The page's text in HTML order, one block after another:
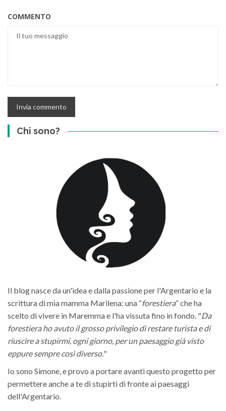
COMMENTO
Chi sono?
Il blog nasce da un'idea e dalla passione per l'Argentario e la
scrittura di mia mamma Marilena: una “forestiera” che ha
scelto di vivere in Maremma e l'ha vissuta fino in fondo. "Da
forestiera ho avuto il grosso privilegio di restare turista e di
riuscire a stupirmi, ogni giorno, per un paesaggio già visto
eppure sempre così diverso."
Io sono Simone, e provo a portare avanti questo progetto per
permettere anche a te di stupirti di fronte ai paesaggi
dell'Argentario.